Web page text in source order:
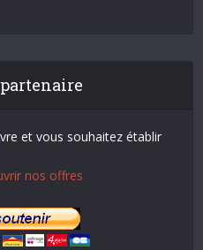
et vous souhaitez établir
nos offres